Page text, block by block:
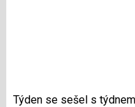
Týden se sešel s